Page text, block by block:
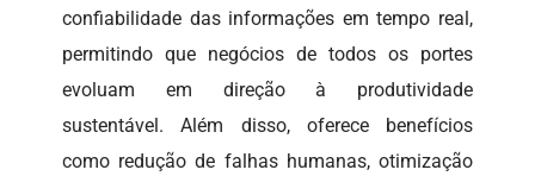
confiabilidade das informações em tempo real,
permitindo que negócios de todos os portes
evoluam em direção à produtividade
sustentável. Além disso, oferece benefícios
como redução de falhas humanas, otimização